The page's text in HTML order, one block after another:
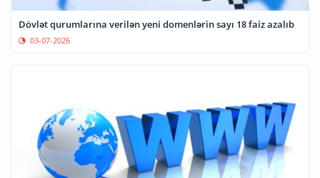
Dövlət qurumlarına verilən yeni domenlərin sayı 18 faiz azalıb
03-07-2026